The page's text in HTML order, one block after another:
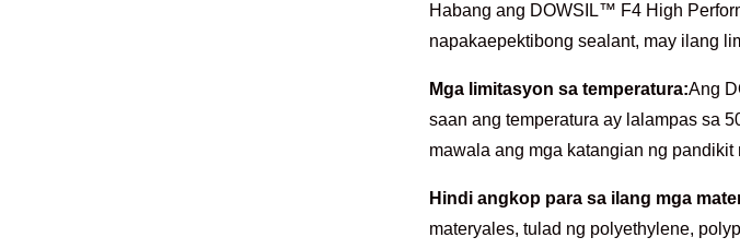
Habang ang DOWSIL™ F4 High
napakaepektibong sealant, may ilang
Mga limitasyon sa temperatura:Ang
saan ang temperatura ay lalampas sa
mawala ang mga katangian ng pandikit
Hindi angkop para sa ilang mga
materyales, tulad ng polyethylene,